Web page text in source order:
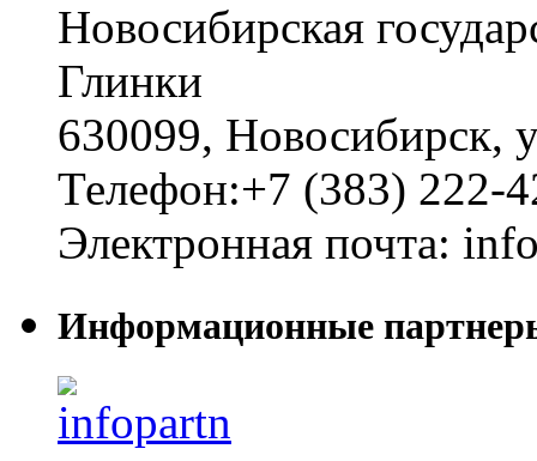
Новосибирская
Глинки
630099, Новосибирск,
Телефон:+7 (383) 222-
Электронная почта:
Информационные